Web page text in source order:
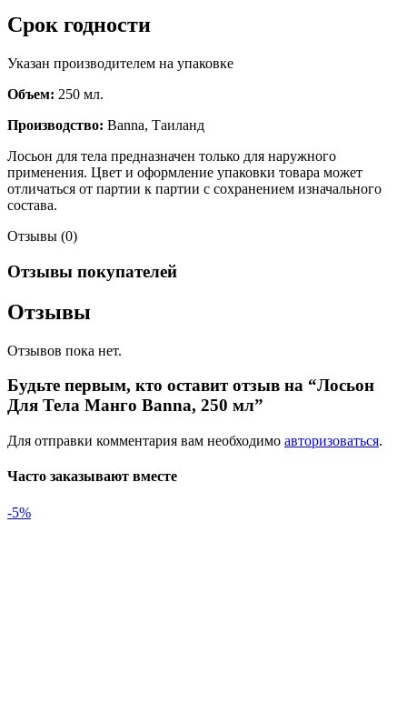
Срок годности
Указан производителем на упаковке
Объем: 250 мл.
Производство: Banna, Таиланд
Лосьон для тела предназначен только для наружного
применения. Цвет и оформление упаковки товара может
отличаться от партии к партии с сохранением изначального
состава.
Отзывы (0)
Отзывы покупателей
Отзывы
Отзывов пока нет.
Будьте первым, кто оставит отзыв на “Лосьон
Для Тела Манго Banna, 250 мл”
Для отправки комментария вам необходимо авторизоваться.
Часто заказывают вместе
-5%